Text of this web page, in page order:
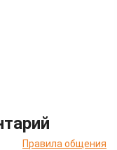
Правила общения